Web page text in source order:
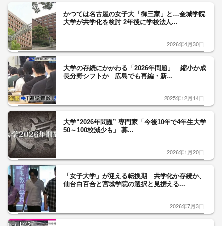
かつては名古屋の女子大「御三家」と…金城学院
大学が共学化を検討 2年後に学校法人...
2026年4月30日
大学の存続にかかわる「2026年問題」 縮小か成
長分野シフトか 広島でも再編・新...
2025年12月14日
大学“2026年問題” 専門家「今後10年で4年生大学
50～100校減少も」 募...
2026年1月20日
「女子大学」が迎える転換期 共学化か存続か、
仙台白百合と宮城学院の選択と見据える...
2026年7月3日